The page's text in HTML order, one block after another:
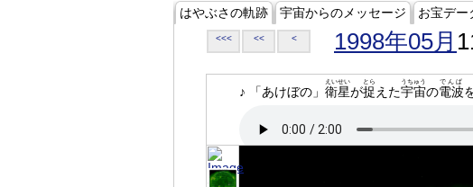
はやぶさの軌跡 宇宙からのメッセージ お宝デー
<<< << < 1998年05月
♪ 「あけぼの」 衛星
えいせい
が捉
とら
えた宇宙
うちゅう
の電波
でんぱ